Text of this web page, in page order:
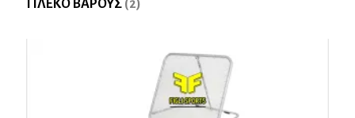
ΓΙΛΕΚΟ ΒΑΡΟΥΣ (2)